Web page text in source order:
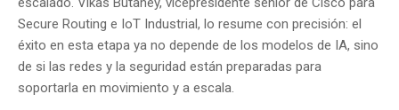
Secure Routing e IoT Industrial, lo resume con precisión: el
éxito en esta etapa ya no depende de los modelos de IA, sino
de si las redes y la seguridad están preparadas para
soportarla en movimiento y a escala.